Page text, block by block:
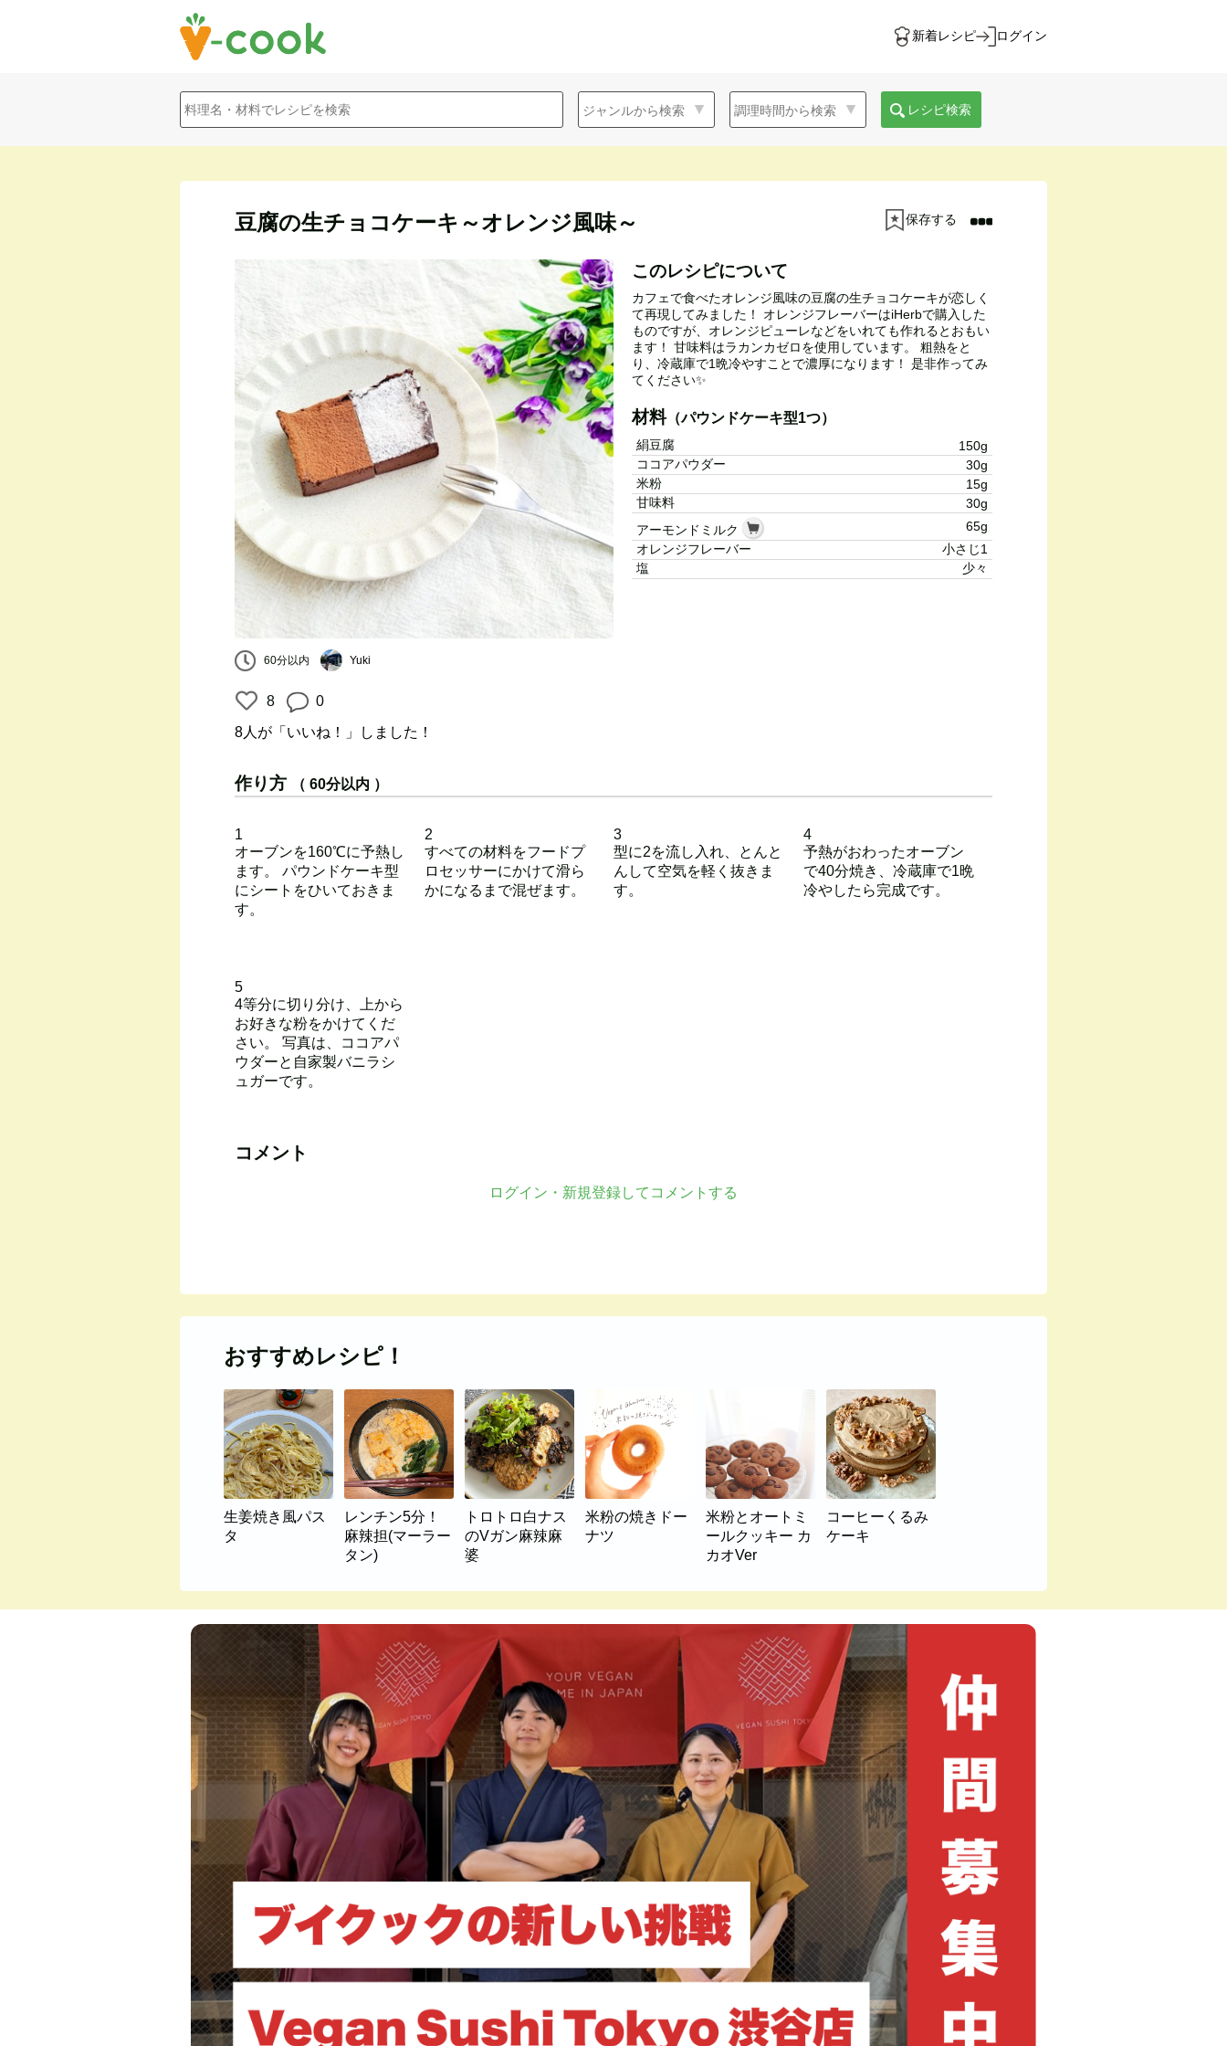
新着レシピ ログイン
レシピ検索
豆腐の生チョコケーキ～オレンジ風味～ 保存する
60分以内 Yuki
8 0
8人 が「いいね！」しました！
このレシピについて
カフェで食べたオレンジ風味の豆腐の生チョコケーキが恋しく
て再現してみました！ オレンジフレーバーはiHerbで購入した
ものですが、オレンジピューレなどをいれても作れるとおもい
ます！ 甘味料はラカンカゼロを使用しています。 粗熱をと
り、冷蔵庫で1晩冷やすことで濃厚になります！ 是非作ってみ
てください✨
材料（パウンドケーキ型1つ）
絹豆腐
150g
ココアパウダー
30g
米粉
15g
甘味料
30g
アーモンドミルク
65g
オレンジフレーバー
小さじ1
塩
少々
作り方 （ 60分以内 ）
1
オーブンを160℃に予熱し
ます。 パウンドケーキ型
にシートをひいておきま
す。
2
すべての材料をフードプ
ロセッサーにかけて滑ら
かになるまで混ぜます。
3
型に2を流し入れ、とんと
んして空気を軽く抜きま
す。
4
予熱がおわったオーブン
で40分焼き、冷蔵庫で1晩
冷やしたら完成です。
5
4等分に切り分け、上から
お好きな粉をかけてくだ
さい。 写真は、ココアパ
ウダーと自家製バニラシ
ュガーです。
コメント
ログイン・新規登録してコメントする
おすすめレシピ！
生姜焼き風パス
タ
レンチン5分！
麻辣担(マーラー
タン)
トロトロ白ナス
のVガン麻辣麻
婆
米粉の焼きドー
ナツ
米粉とオートミ
ールクッキー カ
カオVer
コーヒーくるみ
ケーキ